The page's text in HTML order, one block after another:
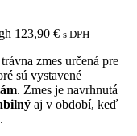
123,90 € s DPH
zmes určená pre
sú vystavené
. Zmes je navrhnutá
aj v období, keď